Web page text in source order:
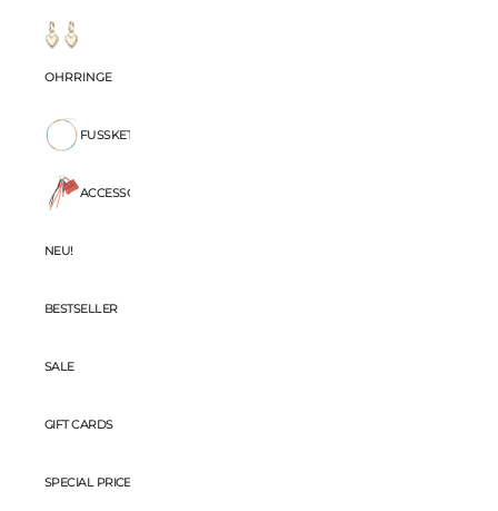
OHRRINGE
FUSSKETTCHEN
ACCESSORIES
NEU!
BESTSELLER
SALE
GIFT CARDS
SPECIAL PRICES 💸